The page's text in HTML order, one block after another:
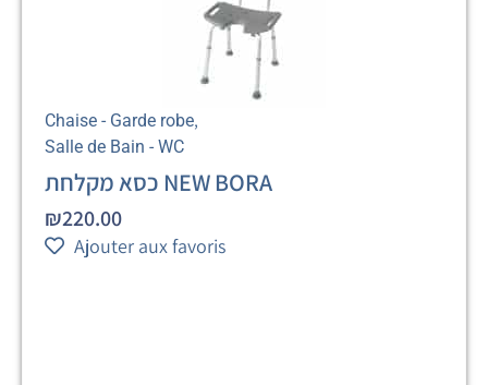
Chaise - Garde robe,
Salle de Bain - WC
כסא מקלחת NEW BORA
₪220.00
Ajouter aux favoris